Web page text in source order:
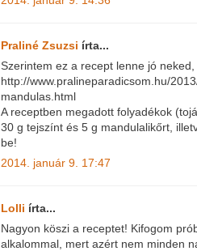
Praliné Zsuzsi írta...
Szerintem ez a recept lenne jó
http://www.pralineparadicsom.hu/
mandulas.html
A receptben megadott folyadékok
30 g tejszínt és 5 g mandulalikőrt,
be!
2014. január 9. 17:47
Lolli írta...
Nagyon köszi a receptet! Kifogom
alkalommal, mert azért nem minden